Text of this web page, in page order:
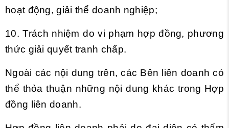
hoạt động, giải thể doanh nghiệp;
10. Trách nhiệm do vi phạm hợp đồng, phương
thức giải quyết tranh chấp.
Ngoài các nội dung trên, các Bên liên doanh có
thể thỏa thuận những nội dung khác trong Hợp
đồng liên doanh.